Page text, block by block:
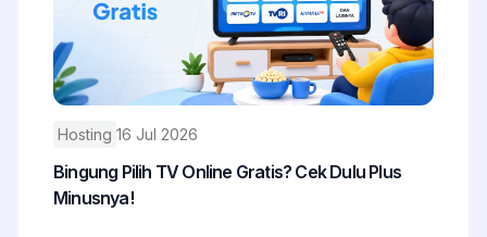
Hosting 16 Jul 2026
Bingung Pilih TV Online Gratis? Cek Dulu Plus
Minusnya!